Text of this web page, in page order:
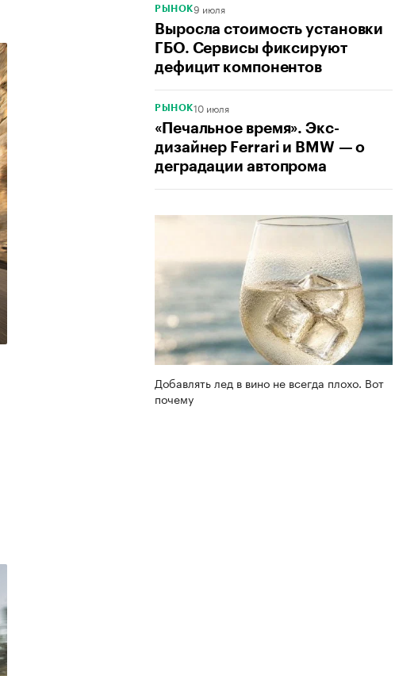
РЫНОК9 июля
Выросла стоимость установки
ГБО. Сервисы фиксируют
дефицит компонентов
РЫНОК10 июля
«Печальное время». Экс-
дизайнер Ferrari и BMW — о
деградации автопрома
Добавлять лед в вино не всегда плохо. Вот
почему